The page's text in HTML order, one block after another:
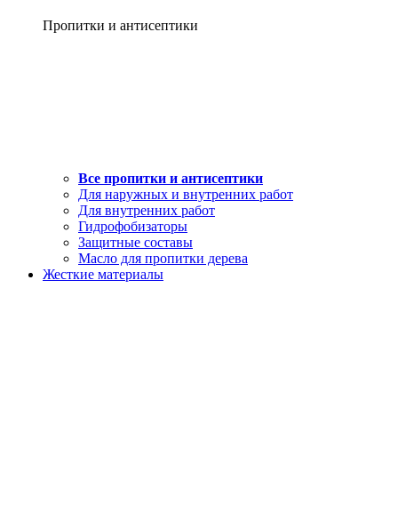
Пропитки и антисептики
Все пропитки и антисептики
Для наружных и внутренних работ
Для внутренних работ
Гидрофобизаторы
Защитные составы
Масло для пропитки дерева
Жесткие материалы